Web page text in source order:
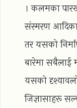
। कलमका
संस्मरण
तर यसको
बारेमा सबैलाई
यसको
जिज्ञासाहरू